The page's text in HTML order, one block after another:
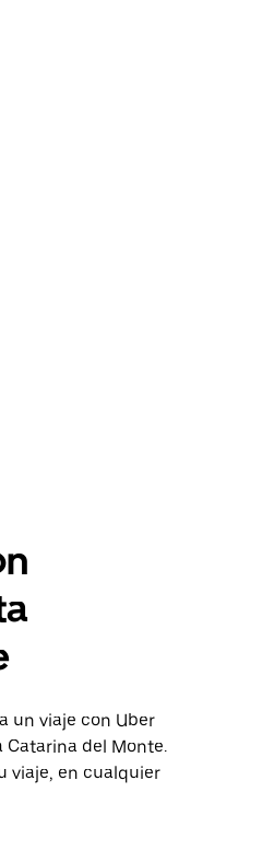
un viaje con Uber
Catarina del Monte.
viaje, en cualquier